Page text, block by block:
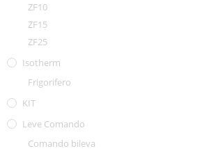
ZF10
ZF15
ZF25
Isotherm
Frigorifero
KIT
Leve Comando
Comando bileva